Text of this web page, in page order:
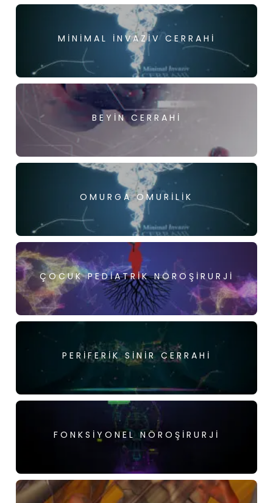
MINIMAL İNVAZIV CERRAHI
BEYIN CERRAHI
OMURGA OMURILIK
ÇOCUK PEDIATRIK NÖROŞIRURJI
PERIFERIK SINIR CERRAHI
FONKSIYONEL NÖROŞIRURJI